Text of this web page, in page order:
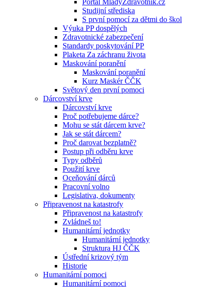
Portál MladyZdravotnik.cz
Studijní střediska
S první pomocí za dětmi do škol
Výuka PP dospělých
Zdravotnické zabezpečení
Standardy poskytování PP
Plaketa Za záchranu života
Maskování poranění
Maskování poranění
Kurz Maskér ČČK
Světový den první pomoci
Dárcovství krve
Dárcovství krve
Proč potřebujeme dárce?
Mohu se stát dárcem krve?
Jak se stát dárcem?
Proč darovat bezplatně?
Postup při odběru krve
Typy odběrů
Použití krve
Oceňování dárců
Pracovní volno
Legislativa, dokumenty
Připravenost na katastrofy
Připravenost na katastrofy
Zvládneš to!
Humanitární jednotky
Humanitární jednotky
Struktura HJ ČČK
Ústřední krizový tým
Historie
Humanitární pomoci
Humanitární pomoci